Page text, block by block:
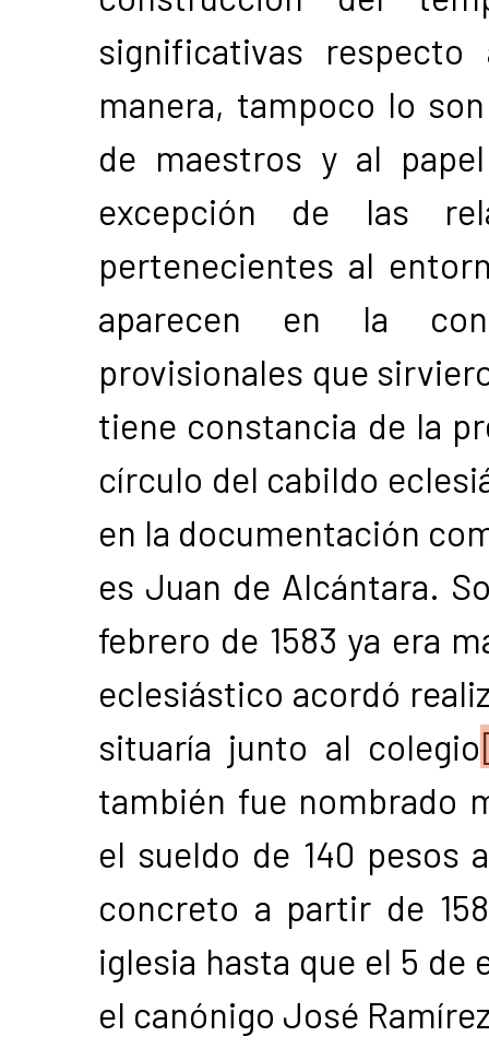
significativas
manera, tampoco lo
de maestros y al
excepción de las
pertenecientes al
aparecen en la
provisionales que
tiene constancia de la
círculo del cabildo
en la documentación
es Juan de Alcántara.
febrero de 1583 ya era
eclesiástico acordó
situaría junto al colegio
también fue nombrado
el sueldo de 140 pesos
concreto a partir de
iglesia hasta que el 5 de
el canónigo José